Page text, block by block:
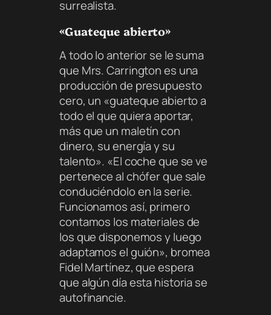
surrealista.
«Guateque abierto»
A todo lo anterior se le suma
que Mrs. Carrington es una
producción de presupuesto
cero, un «guateque abierto a
todo el que quiera aportar,
más que un maletín con
dinero, su energía y su
talento». «El coche que se ve
pertenece al chófer que sale
conduciéndolo en la serie.
Funcionamos así, primero
contamos los materiales de
los que disponemos y luego
adaptamos el guión», bromea
Fidel Martínez, que espera
que algún día esta historia se
autofinancie.